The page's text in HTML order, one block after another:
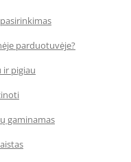
parduotuvėje?
ir pigiau
gaminamas